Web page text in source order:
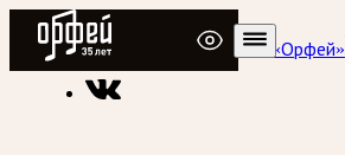
Радио Орфей
Радио классической музыки «Орфей»